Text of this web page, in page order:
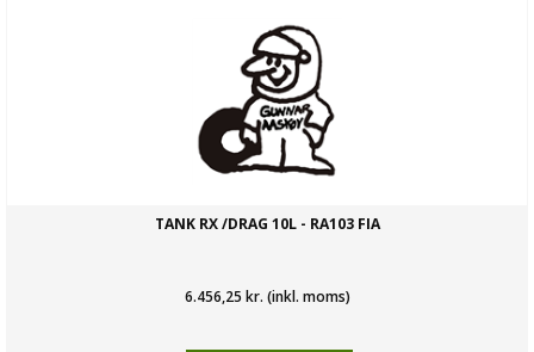
TANK RX /DRAG 10L - RA103 FIA
6.456,25 kr. (inkl. moms)